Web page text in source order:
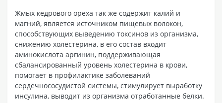
Жмых кедрового ореха так же содержит калий и
магний, является источником пищевых волокон,
способствующих выведению токсинов из организма,
снижению холестерина, в его состав входит
аминокислота аргинин, поддерживающая
сбалансированный уровень холестерина в крови,
помогает в профилактике заболеваний
сердечнососудистой системы, стимулирует выработку
инсулина, выводит из организма отработанные белки.